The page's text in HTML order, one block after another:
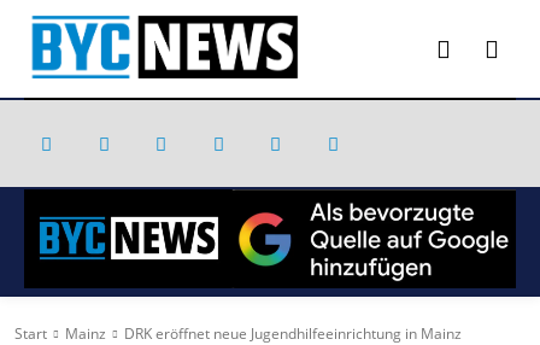
Start Mainz DRK eröffnet neue Jugendhilfeeinrichtung in Mainz